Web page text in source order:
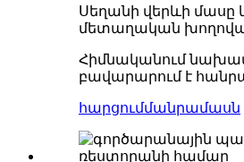
Սեղանի վերևի
մետաղական
Հիմնականում
բավարարում է
հարցումմանրամասն